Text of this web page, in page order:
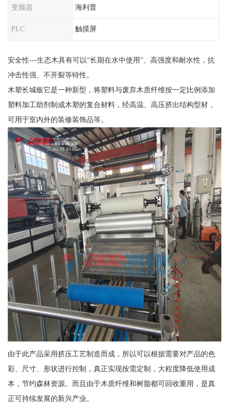
变频器 海利普
PLC 触摸屏
安全性---生态木具有可以“长期在水中使用”、高强度和耐水性，抗
冲击性强、不开裂等特性。
木塑长城板它是一种新型，将塑料与废弃木质纤维按一定比例添加
塑料加工助剂制成木塑的复合材料，经高温、高压挤出结构型材，
可用于室内外的装修装饰品等。
由于此产品采用挤压工艺制造而成，所以可以根据需要对产品的色
彩、尺寸、形状进行控制，真正实现按需定制，大程度降低使用成
本，节约森林资源。而且由于木质纤维和树脂都可回收重用，是真
正可持续发展的新兴产业。